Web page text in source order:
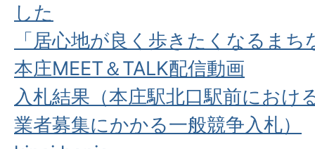
した
「居心地が良く歩きたくなるま
本庄MEET＆TALK配信動画
入札結果（本庄駅北口駅前におけ
業者募集にかかる一般競争入札）